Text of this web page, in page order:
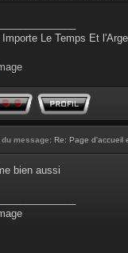
Importe Le Temps Et
du message: Re: Page d'accueil
bien aussi